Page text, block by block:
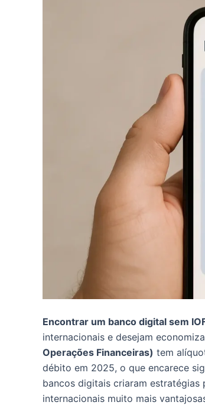
Encontrar um banco digital sem
internacionais e desejam
Operações Financeiras) tem
débito em 2025, o que encarece
bancos digitais criaram
internacionais muito mais